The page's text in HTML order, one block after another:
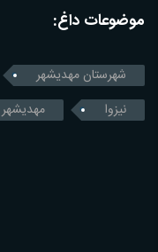
موضوعات داغ:
شهرستان مهدیشهر
نیزوا
مهدیشهر